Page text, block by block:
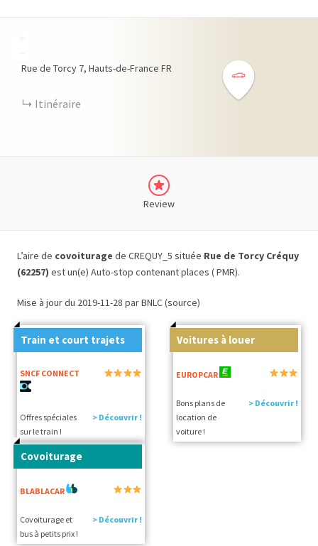
Rue de Torcy 7 Hauts-de-France FR
Itinéraire
Review
L’aire de covoiturage de CREQUY_5 située Rue de Torcy Créquy
(62257) est un(e) Auto-stop contenant places ( PMR).
Mise à jour du 2019-11-28 par BNLC (source)
Train et court trajets
SNCF CONNECT
Offres spéciales
sur le train !
> Découvrir !
Voitures à louer
EUROPCAR
Bons plans de
location de
voiture !
> Découvrir !
Covoiturage
BLABLACAR
Covoiturage et
bus à petits prix !
> Découvrir !